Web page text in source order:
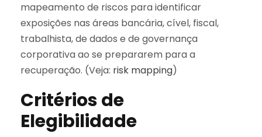
mapeamento de riscos para identificar
exposições nas áreas bancária, cível, fiscal,
trabalhista, de dados e de governança
corporativa ao se prepararem para a
recuperação. (Veja: risk mapping)
Critérios de
Elegibilidade